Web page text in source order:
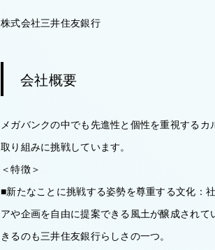
株式会社三井住友銀行
会社概要
メガバンクの中でも先進性と個性を重視する
取り組みに挑戦しています。
＜特徴＞
■新たなことに挑戦する姿勢を尊重する文化：
アや企画を自由に提案できる風土が醸成され
きるのも三井住友銀行らしさの一つ。